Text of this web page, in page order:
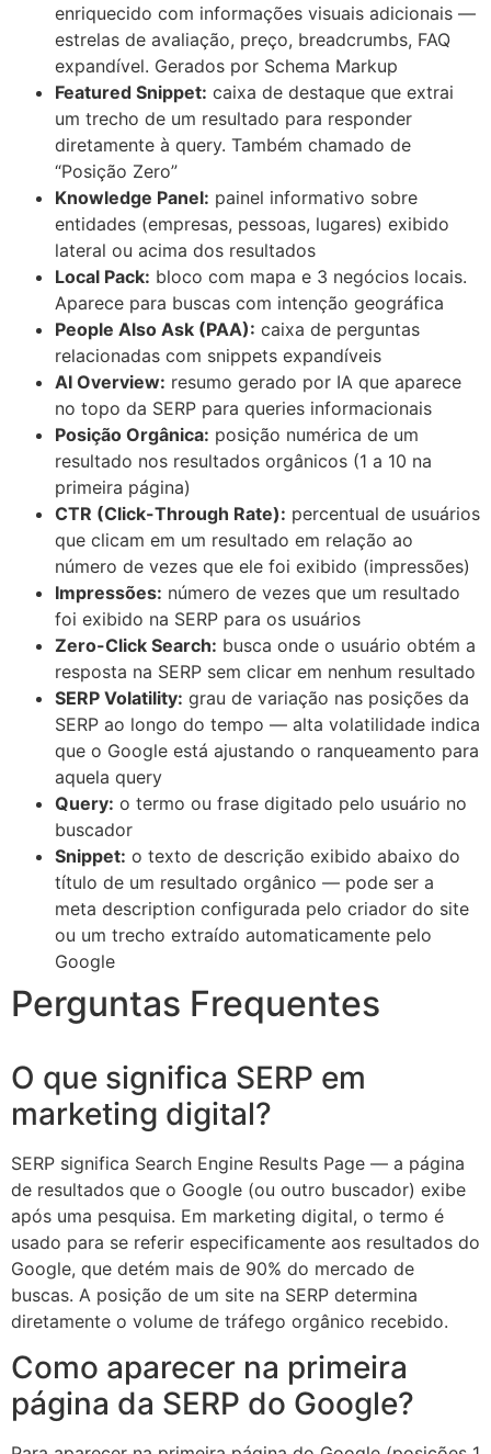
enriquecido com informações visuais adicionais —
estrelas de avaliação, preço, breadcrumbs, FAQ
expandível. Gerados por Schema Markup
Featured Snippet: caixa de destaque que extrai
um trecho de um resultado para responder
diretamente à query. Também chamado de
“Posição Zero”
Knowledge Panel: painel informativo sobre
entidades (empresas, pessoas, lugares) exibido
lateral ou acima dos resultados
Local Pack: bloco com mapa e 3 negócios locais.
Aparece para buscas com intenção geográfica
People Also Ask (PAA): caixa de perguntas
relacionadas com snippets expandíveis
AI Overview: resumo gerado por IA que aparece
no topo da SERP para queries informacionais
Posição Orgânica: posição numérica de um
resultado nos resultados orgânicos (1 a 10 na
primeira página)
CTR (Click-Through Rate): percentual de usuários
que clicam em um resultado em relação ao
número de vezes que ele foi exibido (impressões)
Impressões: número de vezes que um resultado
foi exibido na SERP para os usuários
Zero-Click Search: busca onde o usuário obtém a
resposta na SERP sem clicar em nenhum resultado
SERP Volatility: grau de variação nas posições da
SERP ao longo do tempo — alta volatilidade indica
que o Google está ajustando o ranqueamento para
aquela query
Query: o termo ou frase digitado pelo usuário no
buscador
Snippet: o texto de descrição exibido abaixo do
título de um resultado orgânico — pode ser a
meta description configurada pelo criador do site
ou um trecho extraído automaticamente pelo
Google
Perguntas Frequentes
O que significa SERP em
marketing digital?
SERP significa Search Engine Results Page — a página
de resultados que o Google (ou outro buscador) exibe
após uma pesquisa. Em marketing digital, o termo é
usado para se referir especificamente aos resultados do
Google, que detém mais de 90% do mercado de
buscas. A posição de um site na SERP determina
diretamente o volume de tráfego orgânico recebido.
Como aparecer na primeira
página da SERP do Google?